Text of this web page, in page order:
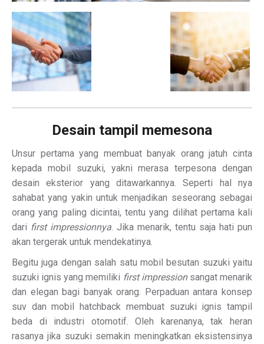
Desain tampil memesona
Unsur pertama yang membuat banyak orang jatuh cinta
kepada mobil suzuki, yakni merasa terpesona dengan
desain eksterior yang ditawarkannya. Seperti hal nya
sahabat yang yakin untuk menjadikan seseorang sebagai
orang yang paling dicintai, tentu yang dilihat pertama kali
dari first impressionnya . Jika menarik, tentu saja hati pun
akan tergerak untuk mendekatinya.
Begitu juga dengan salah satu mobil besutan suzuki yaitu
suzuki ignis yang memiliki first impressionsangat menarik
dan elegan bagi banyak orang. Perpaduan antara konsep
suv dan mobil hatchback membuat suzuki ignis tampil
beda di industri otomotif. Oleh karenanya, tak heran
rasanya jika suzuki semakin meningkatkan eksistensinya